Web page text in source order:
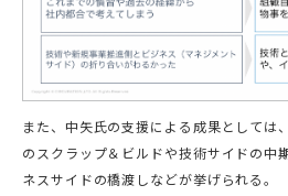
また、中矢氏の支援による成果としては
のスクラップ＆ビルドや技術サイドの中
ネスサイドの橋渡しなどが挙げられる。